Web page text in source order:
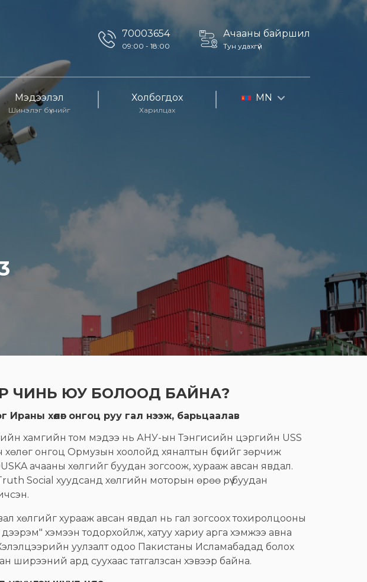
70003654
09:00 - 18:00
Ачааны байршил
Тун удахгүй
Мэдээлэл
Шинэлэг бүхнийг
Холбогдох
Харилцах
MN
ЧИНЬ ЮУ БОЛООД БАЙНА?
Ираны хөлөг онгоц руу гал нээж, барьцаалав
хамгийн том мэдээ нь АНУ-ын Тэнгисийн цэргийн USS
хөлөг онгоц Ормузын хоолойд хяналтын бүсийг зөрчиж
ачааны хөлгийг буудан зогсоож, хурааж авсан явдал.
Social хуудсанд хөлгийн моторын өрөө рүү буудан
хөлгийг хурааж авсан явдал нь гал зогсоох тохиролцооны
хэмээн тодорхойлж, хатуу хариу арга хэмжээ авна
уулзалт одоо Пакистаны Исламабадад болох
ширээний ард суухаас татгалзсан хэвээр байна.